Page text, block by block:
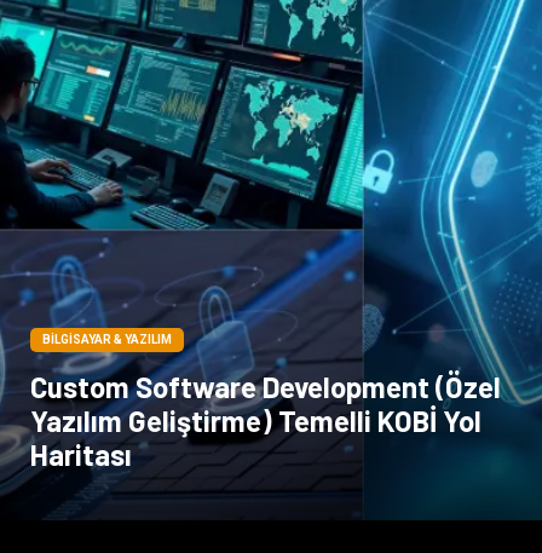
BILGISAYAR & YAZILIM
Custom Software Development (Özel
Yazılım Geliştirme) Temelli KOBİ Yol
Haritası